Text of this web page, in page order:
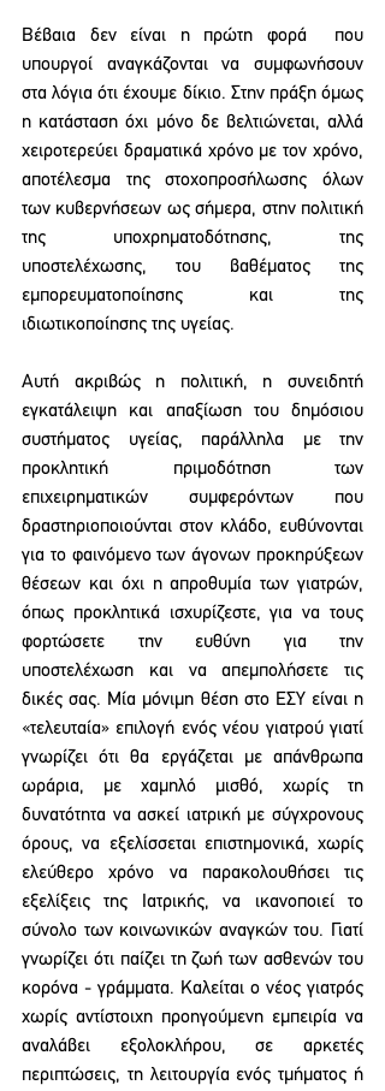
Βέβαια δεν είναι η πρώτη φορά  που
υπουργοί αναγκάζονται να συμφωνήσουν
στα λόγια ότι έχουμε δίκιο. Στην πράξη όμως
η κατάσταση όχι μόνο δε βελτιώνεται, αλλά
χειροτερεύει δραματικά χρόνο με τον χρόνο,
αποτέλεσμα της στοχοπροσήλωσης όλων
των κυβερνήσεων ως σήμερα, στην πολιτική
της υποχρηματοδότησης, της
υποστελέχωσης, του βαθέματος της
εμπορευματοποίησης και της
ιδιωτικοποίησης της υγείας.
Αυτή ακριβώς η πολιτική, η συνειδητή
εγκατάλειψη και απαξίωση του δημόσιου
συστήματος υγείας, παράλληλα με την
προκλητική πριμοδότηση των
επιχειρηματικών συμφερόντων που
δραστηριοποιούνται στον κλάδο, ευθύνονται
για το φαινόμενο των άγονων προκηρύξεων
θέσεων και όχι η απροθυμία των γιατρών,
όπως προκλητικά ισχυρίζεστε, για να τους
φορτώσετε την ευθύνη για την
υποστελέχωση και να απεμπολήσετε τις
δικές σας. Μία μόνιμη θέση στο ΕΣΥ είναι η
«τελευταία» επιλογή ενός νέου γιατρού γιατί
γνωρίζει ότι θα εργάζεται με απάνθρωπα
ωράρια, με χαμηλό μισθό, χωρίς τη
δυνατότητα να ασκεί ιατρική με σύγχρονους
όρους, να εξελίσσεται επιστημονικά, χωρίς
ελεύθερο χρόνο να παρακολουθήσει τις
εξελίξεις της Ιατρικής, να ικανοποιεί το
σύνολο των κοινωνικών αναγκών του. Γιατί
γνωρίζει ότι παίζει τη ζωή των ασθενών του
κορόνα - γράμματα. Καλείται ο νέος γιατρός
χωρίς αντίστοιχη προηγούμενη εμπειρία να
αναλάβει εξολοκλήρου, σε αρκετές
περιπτώσεις, τη λειτουργία ενός τμήματος ή